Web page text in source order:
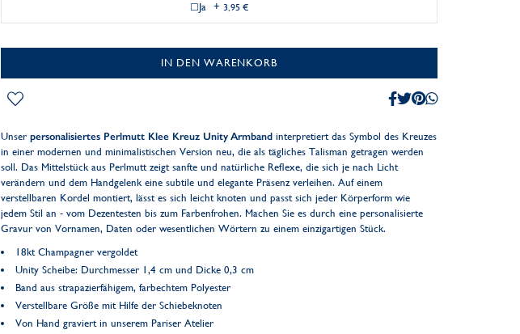
Ja + 3,95 €
IN DEN WARENKORB
Unser personalisiertes Perlmutt Klee Kreuz Unity Armbandinterpretiert das Symbol des Kreuzes
in einer modernen und minimalistischen Version neu, die als tägliches Talisman getragen werden
soll. Das Mittelstück aus Perlmutt zeigt sanfte und natürliche Reflexe, die sich je nach Licht
verändern und dem Handgelenk eine subtile und elegante Präsenz verleihen. Auf einem
verstellbaren Kordel montiert, lässt es sich leicht knoten und passt sich jeder Körperform wie
jedem Stil an - vom Dezentesten bis zum Farbenfrohen. Machen Sie es durch eine personalisierte
Gravur von Vornamen, Daten oder wesentlichen Wörtern zu einem einzigartigen Stück.
18kt Champagner vergoldet
Unity Scheibe: Durchmesser 1,4 cm und Dicke 0,3 cm
Band aus strapazierfähigem, farbechtem Polyester
Verstellbare Größe mit Hilfe der Schiebeknoten
Von Hand graviert in unserem Pariser Atelier